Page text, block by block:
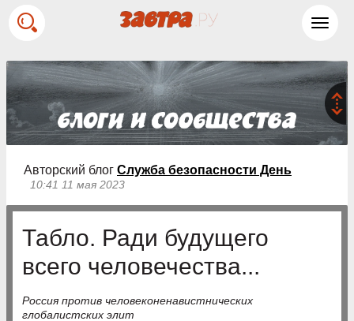
Авторский блог Служба безопасности День
10:41 11 мая 2023
Табло. Ради будущего
всего человечества...
Россия против человеконенавистнических
глобалистских элит